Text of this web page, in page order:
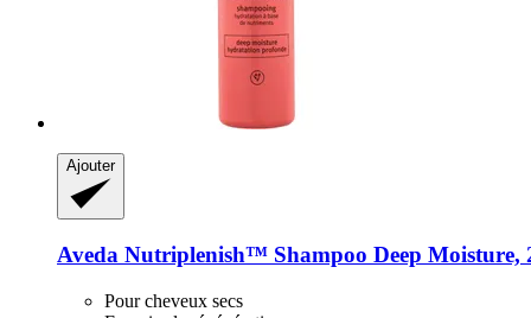
Ajouter
Aveda Nutriplenish™ Shampoo Deep Moisture,
Pour cheveux secs